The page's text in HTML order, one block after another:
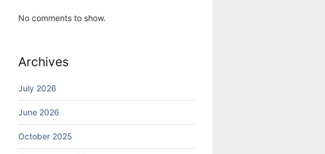
No comments to show.
Archives
July 2026
June 2026
October 2025